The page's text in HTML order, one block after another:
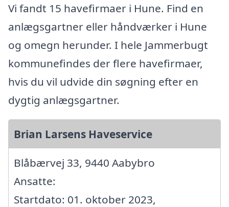
Vi fandt 15 havefirmaer i Hune. Find en
anlægsgartner eller håndværker i Hune
og omegn herunder. I hele Jammerbugt
kommunefindes der flere havefirmaer,
hvis du vil udvide din søgning efter en
dygtig anlægsgartner.
Brian Larsens Haveservice
Blåbærvej 33, 9440 Aabybro
Ansatte:
Startdato: 01. oktober 2023,